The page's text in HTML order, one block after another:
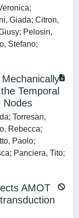
Giada; Citron,
Pelosin,
Stefano;
Temporal
Nodes
Torresan,
Rebecca;
Paolo;
Panciera, Tito;
AMOT